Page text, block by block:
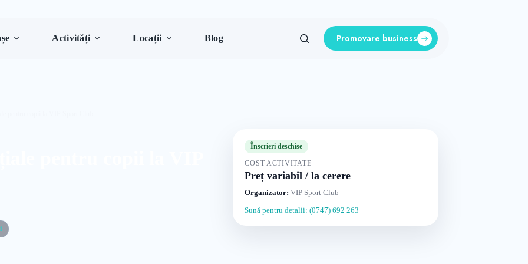
Activități Locații Blog Promovare business
Înscrieri deschise
COST ACTIVITATE
Preț variabil / la cerere
Organizator: VIP Sport Club
Sună pentru detalii: (0747) 692 263